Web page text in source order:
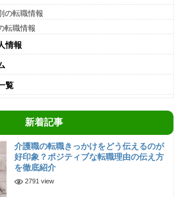
の転職情報
転職情報
情報
覧
新着記事
介護職の転職きっかけをどう伝えるのが
好印象？ポジティブな転職理由の伝え方
を徹底紹介
2791 view